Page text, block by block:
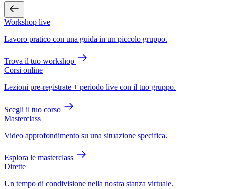
Workshop live
Lavoro pratico con una guida in un piccolo gruppo.
Trova il tuo workshop
Corsi online
Lezioni pre-registrate + periodo live con il tuo gruppo.
Scegli il tuo corso
Masterclass
Video approfondimento su una situazione specifica.
Esplora le masterclass
Dirette
Un tempo di condivisione nella nostra stanza virtuale.